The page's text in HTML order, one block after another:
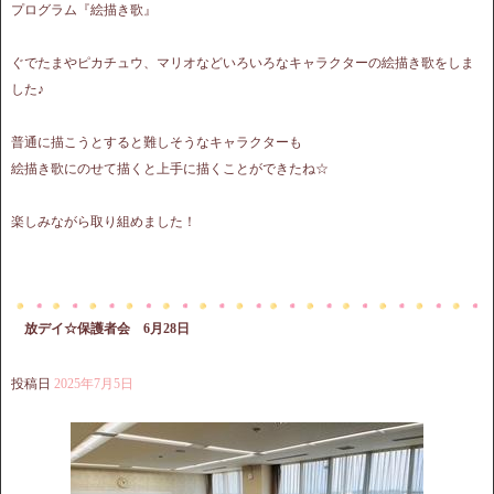
プログラム『絵描き歌』
ぐでたまやピカチュウ、マリオなどいろいろなキャラクターの絵描き歌をしま
した♪
普通に描こうとすると難しそうなキャラクターも
絵描き歌にのせて描くと上手に描くことができたね☆
楽しみながら取り組めました！
放デイ☆保護者会 6月28日
投稿日 2025年7月5日